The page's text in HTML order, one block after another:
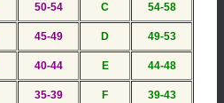
50-54 C 54-58
45-49 D 49-53
40-44 E 44-48
35-39 F 39-43